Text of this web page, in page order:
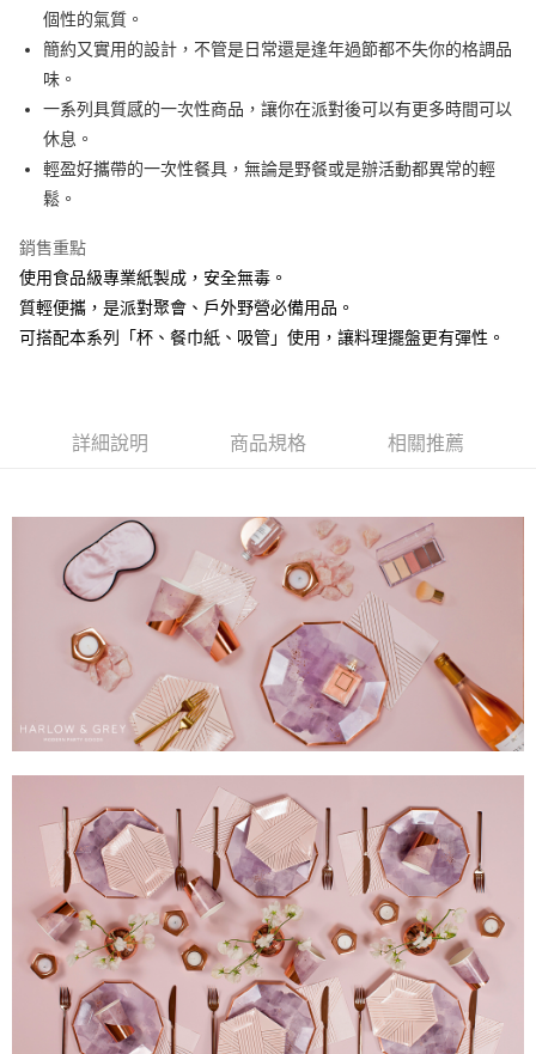
悠遊付
AFTEE先享後付
相關說明
【關於「AFTEE先享後付」】
AFTEE先享後付是「在收到商品之後才付款」的支付方式。 讓您購物簡單
便利好安心！
１．簡單：不需註冊會員、不需綁卡、不需儲值。
３．安心：先確認商品／服務後，再付款。
【「AFTEE先享後付」結帳流程】
１．於結帳方式選擇「AFTEE先享後付」後，將跳轉至「AFTEE先享後付」
２．訂單成立數日內，您將收到繳費通知簡訊。
購買商品的店家。未經商家同意取消之訂單仍視為有效，需透過AFTEE先享
後付繳納相關費用。
客戶支援中心」https://netprotections.freshdesk.com/support/home
【注意事項】
１．透過由恩沛科技股份有限公司提供之「AFTEE先享後付」服務完成之交
易，需依本服務之必要範圍內提供個人資料，並將交易相關給付款項請求債
權轉讓予恩沛科技股份有限公司。
２．關於個人資料處理事宜，請瀏覽以下網址：
https://aftee.tw/terms/#terms3
３．未成年的使用者請事先徵得法定代理人或監護人之同意方可使用
「AFTEE先享後付」，若未經同意申辦者引起之損失，本公司不負相關責
任。
４．使用「AFTEE先享後付」時，將依據個別帳號之用戶狀況，依本公司即
時審查核予不同之上限額度；若仍有額度不足之情形，本公司將視審查結果
５．嚴禁一人註冊多個帳號或使用他人資訊註冊。若發現惡意使用之情形，
恩沛科技股份有限公司將有權停止該用戶之使用額度並採取法律行動。
ATM付款
運送方式
全家取貨付款
每筆NT$60，滿NT$1,500(含以上)免運費
7-11取貨付款
每筆NT$100，滿NT$1,500(含以上)免運費
個性的氣質。
簡約又實用的設計，不管是日常還是逢年過節都不失你的格調品
味。
一系列具質感的一次性商品，讓你在派對後可以有更多時間可以
休息。
輕盈好攜帶的一次性餐具，無論是野餐或是辦活動都異常的輕
鬆。
銷售重點
使用食品級專業紙製成，安全無毒。
質輕便攜，是派對聚會、戶外野營必備用品。
可搭配本系列「杯、餐巾紙、吸管」使用，讓料理擺盤更有彈性。
詳細說明 商品規格 相關推薦